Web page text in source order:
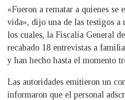
«Fueron a rematar a quienes se
vida», dijo una de las testigos a
los cuales, la Fiscalía General
recabado 18 entrevistas a
y han hecho hasta el momento
Las autoridades emitieron un
informaron que el personal